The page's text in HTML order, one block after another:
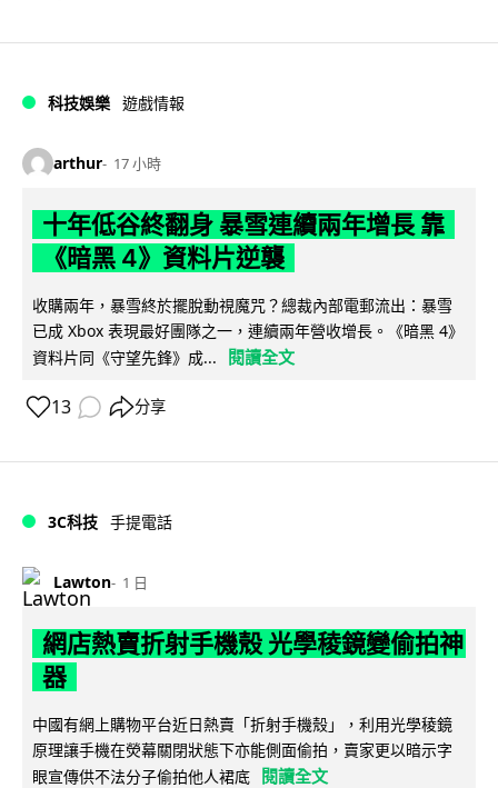
科技娛樂 遊戲情報
arthur 17 小時
十年低谷終翻身 暴雪連續兩年增長 靠
《暗黑 4》資料片逆襲
收購兩年，暴雪終於擺脫動視魔咒？總裁內部電郵流出：暴雪
已成 Xbox 表現最好團隊之一，連續兩年營收增長。《暗黑 4》
資料片同《守望先鋒》成...
閱讀全文
13 分享
3C科技 手提電話
Lawton 1 日
網店熱賣折射手機殼 光學稜鏡變偷拍神
器
中國有網上購物平台近日熱賣「折射手機殼」，利用光學稜鏡
原理讓手機在熒幕關閉狀態下亦能側面偷拍，賣家更以暗示字
眼宣傳供不法分子偷拍他人裙底 閱讀全文